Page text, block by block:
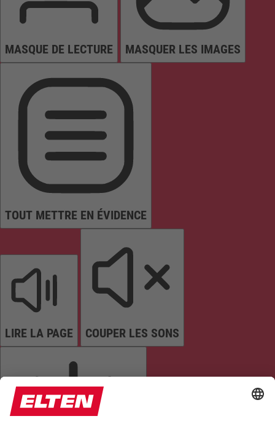
MASQUE DE LECTURE MASQUER LES IMAGES
TOUT METTRE EN ÉVIDENCE
LIRE LA PAGE COUPER LES SONS